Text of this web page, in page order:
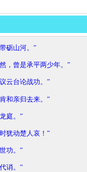
砺山河。”
，曾是承平两少年。”
云台论战功。”
和亲归去来。”
庭。”
犹动楚人哀！”
功。”
诮。”